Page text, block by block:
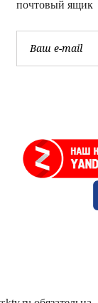
почтовый ящик